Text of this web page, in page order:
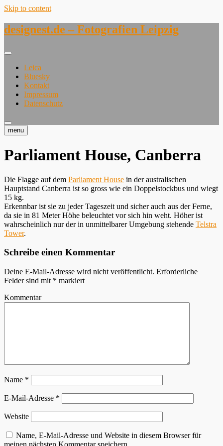
Skip to content
designest.de – Fotografien Leipzig
Leica
Bluesky
Kontakt
Impressum
Datenschutz
menu
Parliament House, Canberra
Die Flagge auf dem Parliament House in der australischen
Hauptstand Canberra ist so gross wie ein Doppelstockbus und wiegt
15 kg.
Erkennbar ist sie zu jeder Tageszeit und sicher auch aus der Ferne,
da sie in 81 Meter Höhe beleuchtet vor sich hin weht. Höher ist
wahrscheinlich nur der in unmittelbarer Umgebung stehende Telstra
Tower.
Schreibe einen Kommentar
Deine E-Mail-Adresse wird nicht veröffentlicht. Erforderliche
Felder sind mit * markiert
Kommentar
Name *
E-Mail-Adresse *
Website
Name, E-Mail-Adresse und Website in diesem Browser für